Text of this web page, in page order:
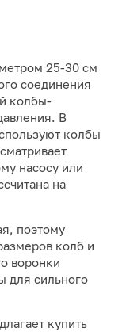
25-30 см
соединения
колбы-
В
колбы
насосу или
на
поэтому
колб и
воронки
для сильного
купить